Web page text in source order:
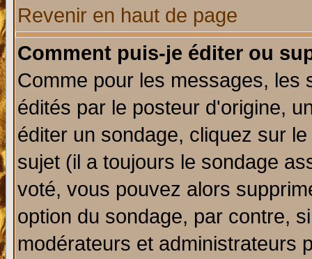
Revenir en haut de page
Comment puis-je éditer ou
Comme pour les messages, les
édités par le posteur d'origine,
éditer un sondage, cliquez sur
sujet (il a toujours le sondage
voté, vous pouvez alors
option du sondage, par contre,
modérateurs et administrateurs